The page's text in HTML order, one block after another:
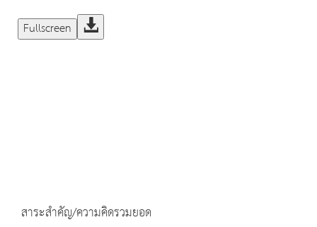
Fullscreen
สาระสำคัญ/ความคิดรวมยอด